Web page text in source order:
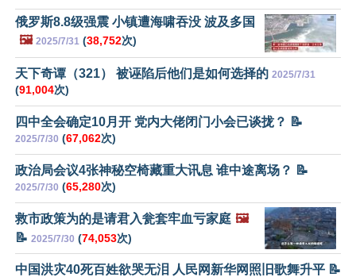
俄罗斯8.8级强震 小镇遭海啸吞没 波及多国
🖼️ 2025/7/31 (38,752次)
天下奇谭（321） 被诬陷后他们是如何选择的 2025/7/31
(91,004次)
四中全会确定10月开 党内大佬闭门小会已谈拢？ 📝
2025/7/30 (67,062次)
政治局会议4张神秘空椅藏重大讯息 谁中途离场？ 📝
2025/7/30 (65,280次)
救市政策为的是请君入瓮套牢血亏家庭 🖼️
📝 2025/7/30 (74,053次)
中国洪灾40死百姓欲哭无泪 人民网新华网照旧歌舞升平 📝